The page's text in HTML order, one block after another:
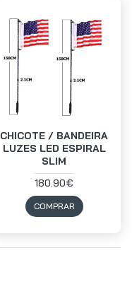
CHICOTE / BANDEIRA
LUZES LED ESPIRAL
SLIM
180.90€
COMPRAR